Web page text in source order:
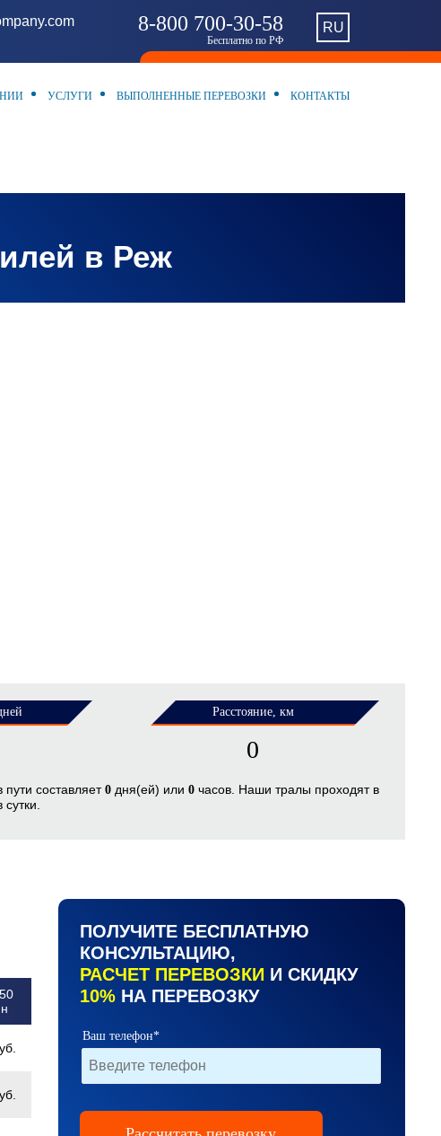
RU
8-800 700-30-58
Бесплатно по РФ
УСЛУГИ ВЫПОЛНЕННЫЕ ПЕРЕВОЗКИ КОНТАКТЫ
в Реж
Расстояние, км
0
составляет 0дня(ей) или 0часов. Наши тралы проходят в
сутки.
ПОЛУЧИТЕ БЕСПЛАТНУЮ
КОНСУЛЬТАЦИЮ,
РАСЧЕТ ПЕРЕВОЗКИ И СКИДКУ
10%НА ПЕРЕВОЗКУ
Ваш телефон*